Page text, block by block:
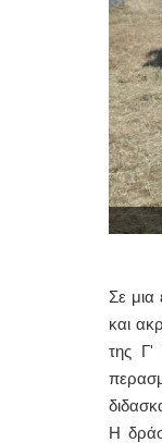
Σε μια
και
της Γ'
Η